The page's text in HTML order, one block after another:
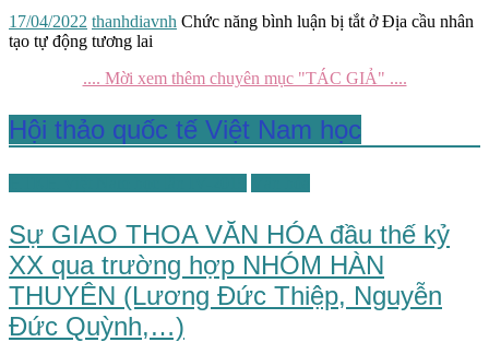
17/04/2022 thanhdiavnh Chức năng bình luận bị tắt ở Địa cầu nhân
tạo tự động tương lai
.... Mời xem thêm chuyên mục "TÁC GIẢ" ....
Hội thảo quốc tế Việt Nam học
Sự GIAO THOA VĂN HÓA đầu thế kỷ
XX qua trường hợp NHÓM HÀN
THUYÊN (Lương Đức Thiệp, Nguyễn
Đức Quỳnh,…)